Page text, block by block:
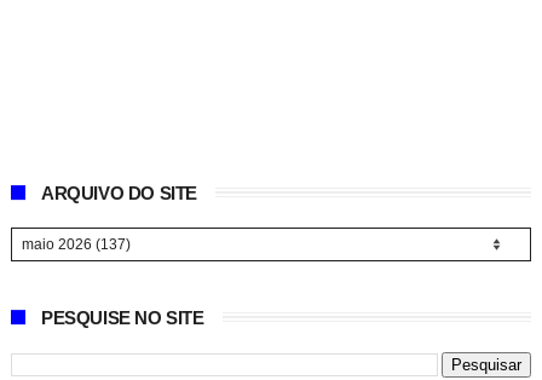
ARQUIVO DO SITE
PESQUISE NO SITE